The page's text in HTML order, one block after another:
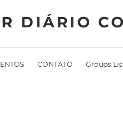
DIÁRIO
CONTATO Groups